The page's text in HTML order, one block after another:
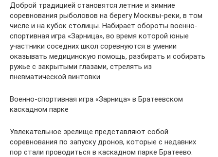
Доброй традицией становятся летние и зимние
соревнования рыболовов на берегу Москвы-реки, в том
числе и на кубок столицы. Набирает обороты военно-
спортивная игра «Зарница», во время которой юные
участники соседних школ соревнуются в умении
оказывать медицинскую помощь, разбирать и собирать
ружье с закрытыми глазами, стрелять из
пневматической винтовки.
Военно-спортивная игра «Зарница» в Братеевском
каскадном парке
Увлекательное зрелище представляют собой
соревнования по запуску дронов, которые с недавних
пор стали проводиться в каскадном парке Братеево.